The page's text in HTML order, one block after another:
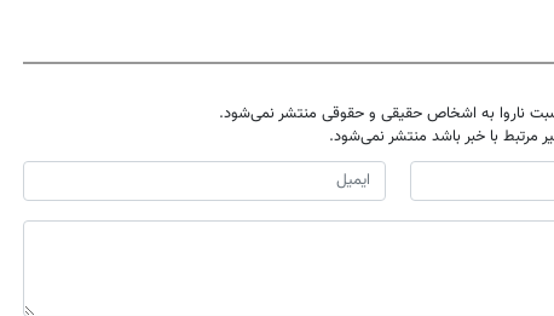
ناروا به اشخاص حقیقی و حقوقی منتشر نمی‌شود.
مرتبط با خبر باشد منتشر نمی‌شود.